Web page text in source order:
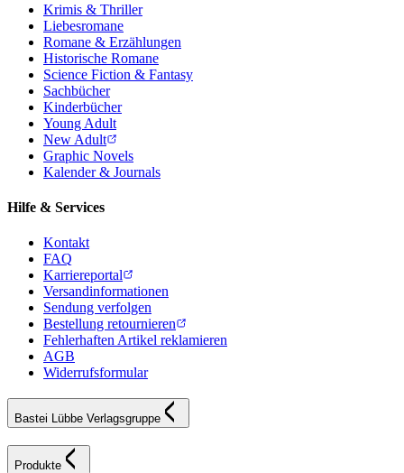
Krimis & Thriller
Liebesromane
Romane & Erzählungen
Historische Romane
Science Fiction & Fantasy
Sachbücher
Kinderbücher
Young Adult
New Adult
Graphic Novels
Kalender & Journals
Hilfe & Services
Kontakt
FAQ
Karriereportal
Versandinformationen
Sendung verfolgen
Bestellung retournieren
Fehlerhaften Artikel reklamieren
AGB
Widerrufsformular
Bastei Lübbe Verlagsgruppe
Produkte